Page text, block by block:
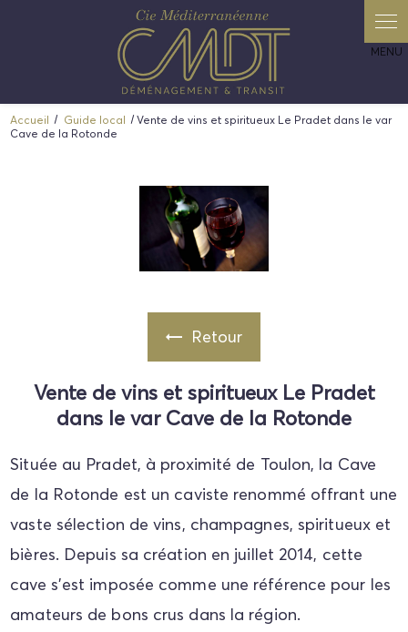
Accueil Guide local
Vente de vins et spiritueux Le Pradet dans le var
Cave de la Rotonde
Retour
Vente de vins et spiritueux Le Pradet
dans le var Cave de la Rotonde
Située au Pradet, à proximité de Toulon, la Cave
de la Rotonde est un caviste renommé offrant une
vaste sélection de vins, champagnes, spiritueux et
bières. Depuis sa création en juillet 2014, cette
cave s'est imposée comme une référence pour les
amateurs de bons crus dans la région.
Panneau de gestion des cookies